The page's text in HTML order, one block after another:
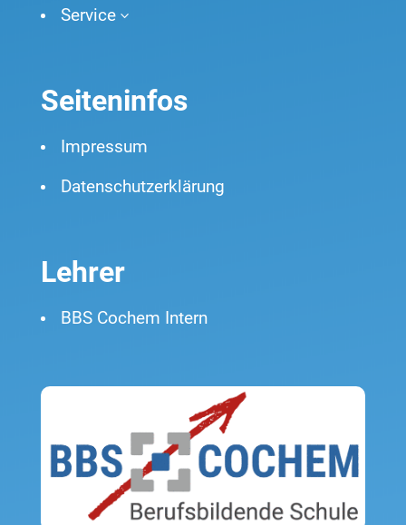
Service3
Seiteninfos
Impressum
Datenschutzerklärung
Lehrer
BBS Cochem Intern